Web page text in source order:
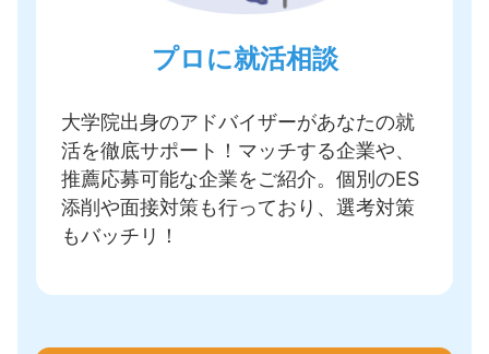
プロに就活相談
大学院出身のアドバイザーがあなたの就
活を徹底サポート！ マッチする企業や、
推薦応募可能な企業をご紹介。個別のES
添削や面接対策も行っており、選考対策
もバッチリ！